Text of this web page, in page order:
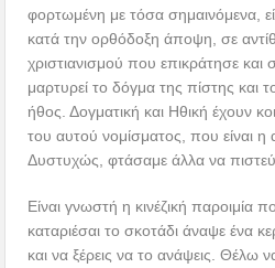
φορτωμένη με τόσα σημαινόμενα,
κατά την ορθόδοξη άποψη, σε
χριστιανισμού που επικράτησε και
μαρτυρεί το δόγμα της πίστης και
ήθος. Δογματική και Ηθική έχουν
του αυτού νομίσματος, που είναι
Δυστυχώς, φτάσαμε άλλα να
Είναι γνωστή η κινέζική παροιμία
καταριέσαι το σκοτάδι άναψε ένα
και να ξέρεις να το ανάψεις. Θέλω